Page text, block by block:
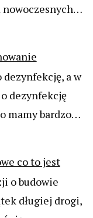
nowoczesnych…
a w
dezynfekcję
mamy bardzo…
co to jest
o budowie
długiej drogi,